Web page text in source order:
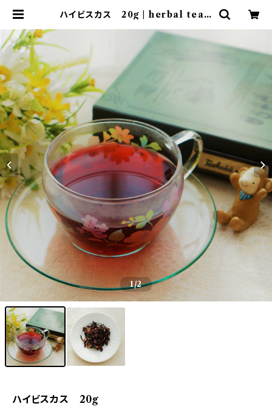
ハイビスカス 20g | herbal tea s
1/2
ハイビスカス 20g